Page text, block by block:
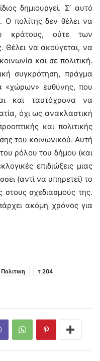
δημιουργεί. Σ’ αυτό
Ο πολίτης δεν θέλει να
κράτους, ούτε των
Θέλει να ακούγεται, να
και σε πολιτική.
συγκρότηση, πράγμα
«χώρων» ευθύνης, που
και ταυτόχρονα να
όχι ως ανακλαστική
και πολιτικής
του κοινωνικού. Αυτή
ρόλου του δήμου (και
επιδιώξεις μιας
(αντί να υπηρετεί) το
σχεδιασμούς της.
ακόμη χρόνος για
Πολιτικη
τ 204